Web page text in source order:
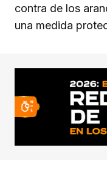
contra de los
una medida